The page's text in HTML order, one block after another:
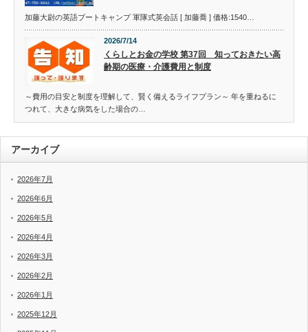
加藤大尉の英語ブートキャンプ 軍隊式英会話 [ 加藤喬 ] 価格:1540…
2026/7/14
くらしとお金の学校 第37回 知っておきたい高
齢期の医療・介護費用と制度
～費用の目安と制度を理解して、賢く備えるライフプラン～ 年を重ねるに
つれて、大きな病気をした場合の…
アーカイブ
2026年7月
2026年6月
2026年5月
2026年4月
2026年3月
2026年2月
2026年1月
2025年12月